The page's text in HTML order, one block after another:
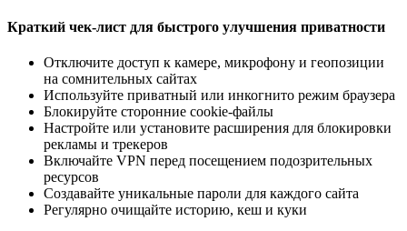
Краткий чек-лист для быстрого улучшения приватности
Отключите доступ к камере, микрофону и геопозиции
на сомнительных сайтах
Используйте приватный или инкогнито режим браузера
Блокируйте сторонние cookie-файлы
Настройте или установите расширения для блокировки
рекламы и трекеров
Включайте VPN перед посещением подозрительных
ресурсов
Создавайте уникальные пароли для каждого сайта
Регулярно очищайте историю, кеш и куки